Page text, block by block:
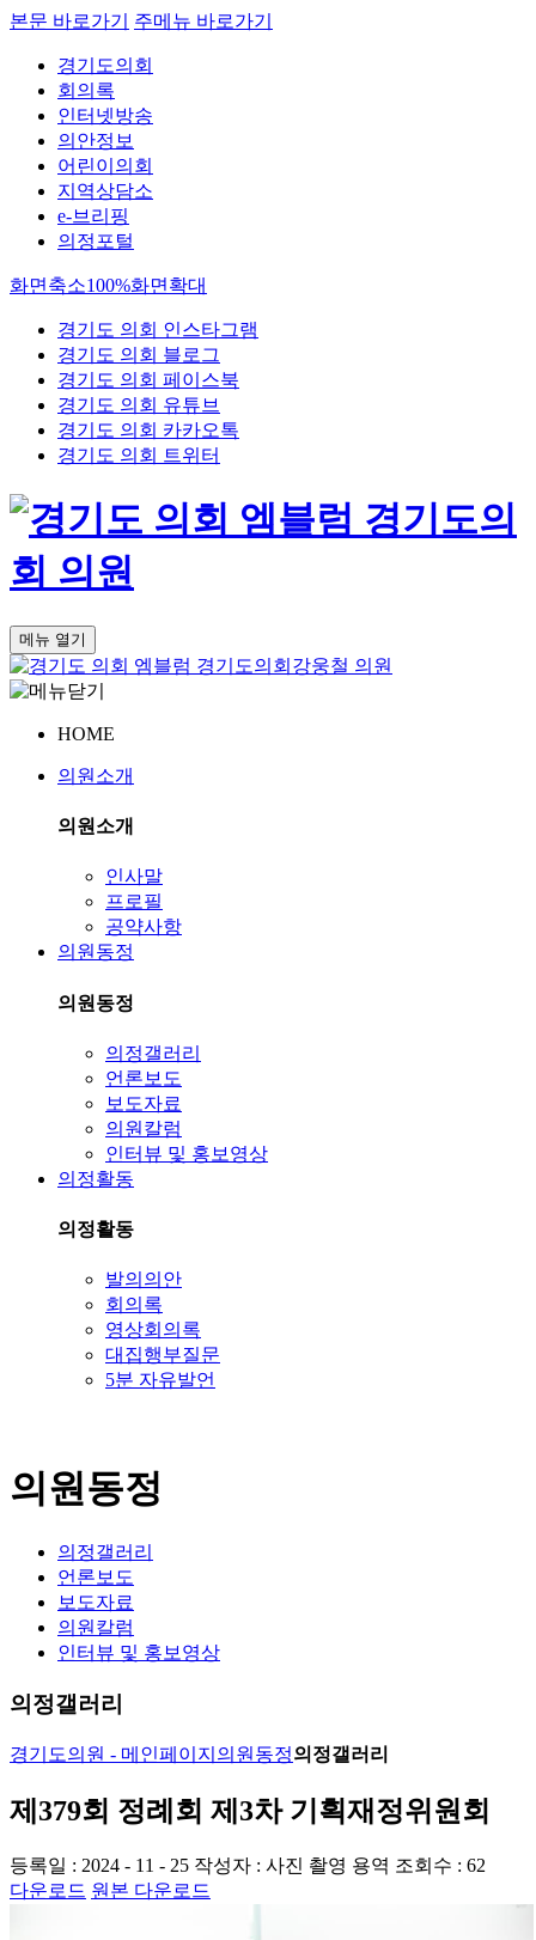
본문 바로가기 주메뉴 바로가기
경기도의회
회의록
인터넷방송
의안정보
어린이의회
지역상담소
e-브리핑
의정포털
화면축소100%화면확대
경기도 의회 인스타그램
경기도 의회 블로그
경기도 의회 페이스북
경기도 의회 유튜브
경기도 의회 카카오톡
경기도 의회 트위터
경기도의
회 의원
메뉴 열기
경기도의회 강웅철 의원
HOME
의원소개
의원소개
인사말
프로필
공약사항
의원동정
의원동정
의정갤러리
언론보도
보도자료
의원칼럼
인터뷰 및 홍보영상
의정활동
의정활동
발의의안
회의록
영상회의록
대집행부질문
5분 자유발언
의원동정
의정갤러리
언론보도
보도자료
의원칼럼
인터뷰 및 홍보영상
의정갤러리
경기도의원 - 메인페이지 의원동정의정갤러리
제379회 정례회 제3차 기획재정위원회
등록일 : 2024 - 11 - 25 작성자 : 사진 촬영 용역 조회수 : 62
다운로드 원본 다운로드